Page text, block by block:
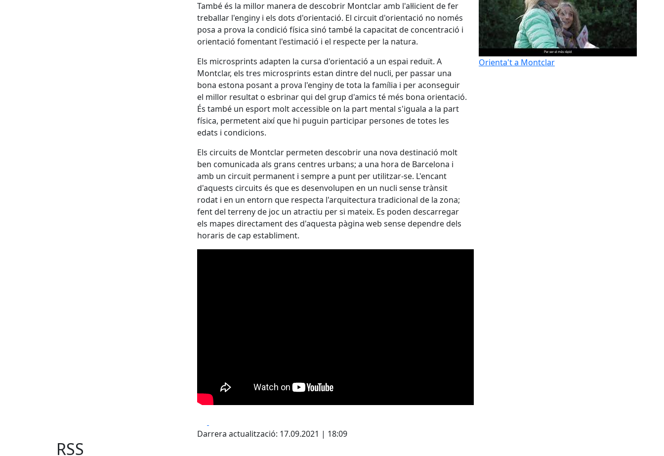
També és la millor manera de descobrir Montclar amb l'al·licient de fer
treballar l'enginy i els dots d'orientació. El circuit d'orientació no només
posa a prova la condició física sinó també la capacitat de concentració i
orientació fomentant l'estimació i el respecte per la natura.
Els microsprints adapten la cursa d'orientació a un espai reduït. A
Montclar, els tres microsprints estan dintre del nucli, per passar una
bona estona posant a prova l'enginy de tota la família i per aconseguir
el millor resultat o esbrinar qui del grup d'amics té més bona orientació.
És també un esport molt accessible on la part mental s'iguala a la part
física, permetent així que hi puguin participar persones de totes les
edats i condicions.
Els circuits de Montclar permeten descobrir una nova destinació molt
ben comunicada als grans centres urbans; a una hora de Barcelona i
amb un circuit permanent i sempre a punt per utilitzar-se. L'encant
d'aquests circuits és que es desenvolupen en un nucli sense trànsit
rodat i en un entorn que respecta l'arquitectura tradicional de la zona;
fent del terreny de joc un atractiu per si mateix. Es poden descarregar
els mapes directament des d'aquesta pàgina web sense dependre dels
horaris de cap establiment.
Darrera actualització: 17.09.2021 | 18:09
Orienta't a Montclar
RSS